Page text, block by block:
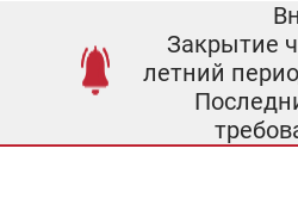
Закрытие
летний